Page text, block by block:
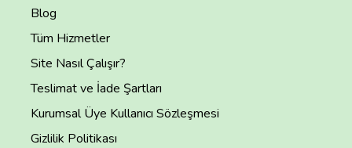
Blog
Tüm Hizmetler
Site Nasıl Çalışır?
Teslimat ve İade Şartları
Kurumsal Üye Kullanıcı Sözleşmesi
Gizlilik Politikası